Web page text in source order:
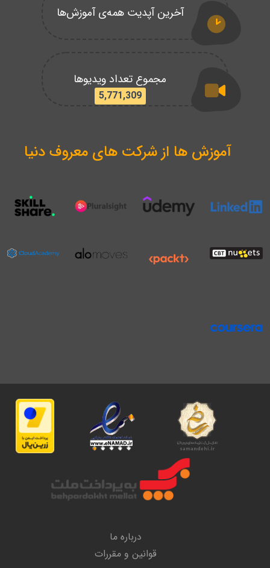
آخرین آپدیت همه‌ی آموزش‌ها
مجموع تعداد ویدیوها
5,771,309
آموزش ها از شرکت های معروف دنیا
درباره ما
قوانین و مقررات